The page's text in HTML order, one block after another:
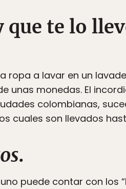
te lo
ropa a lavar en un
unas monedas. El
colombianas,
cuales son llevados
.
puede contar con los